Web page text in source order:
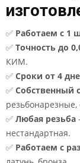
✅ Работаем с 1
✅ Точность до
КИМ.
✅ Сроки от 4
✅ Собственный
✅ Любая резьба
нестандартная.
✅ Работаем с